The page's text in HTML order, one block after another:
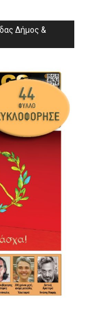
Δήμος &